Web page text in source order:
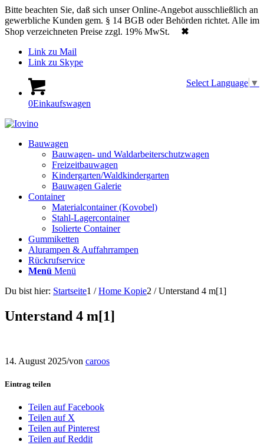
Bitte beachten Sie, daß sich unser Online-Angebot ausschließlich an
gewerbliche Kunden gem. § 14 BGB oder Behörden richtet. Alle im
Shop verzeichneten Preise zzgl. 19% MwSt.
✖
Link zu Mail
Link zu Skype
Select Language ▼
0Einkaufswagen
Bauwagen
Bauwagen- und Waldarbeiterschutzwagen
Freizeitbauwagen
Kindergarten/Waldkindergarten
Bauwagen Galerie
Container
Materialcontainer (Kovobel)
Stahl-Lagercontainer
Isolierte Container
Gummiketten
Alurampen & Auffahrrampen
Rückrufservice
Menü Menü
Du bist hier: Startseite1 / Home Kopie2 / Unterstand 4 m[1]
Unterstand 4 m[1]
14. August 2025/von caroos
Eintrag teilen
Teilen auf Facebook
Teilen auf X
Teilen auf Pinterest
Teilen auf Reddit